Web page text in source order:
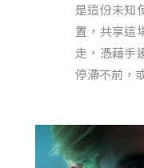
是這份未知
置，共享這
走，憑藉手
停滯不前，